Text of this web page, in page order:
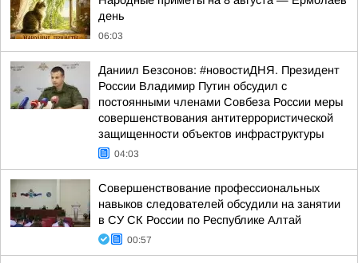
дeнь
06:03
Даниил Безсонов: #новостиДНЯ. Президент
России Владимир Путин обсудил с
постоянными членами Совбеза России меры
совершенствования антитеррористической
защищенности объектов инфраструктуры
04:03
Совершенствование профессиональных
навыков следователей обсудили на занятии
в СУ СК России по Республике Алтай
00:57